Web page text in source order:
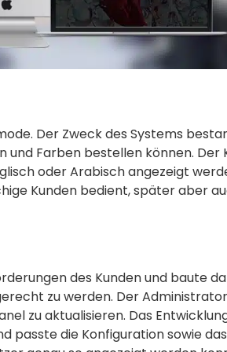
Der Zweck des Systems
Farben bestellen können. Der
oder Arabisch angezeigt
Kunden bedient, später aber
des Kunden und baute
zu werden. Der
zu aktualisieren. Das
die Konfiguration sowie